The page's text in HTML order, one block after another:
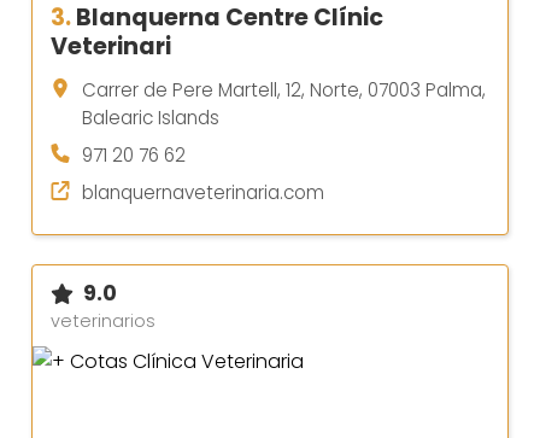
3.Blanquerna Centre Clínic
Veterinari
Carrer de Pere Martell, 12, Norte, 07003 Palma,
Balearic Islands
971 20 76 62
blanquernaveterinaria.com
9.0
veterinarios